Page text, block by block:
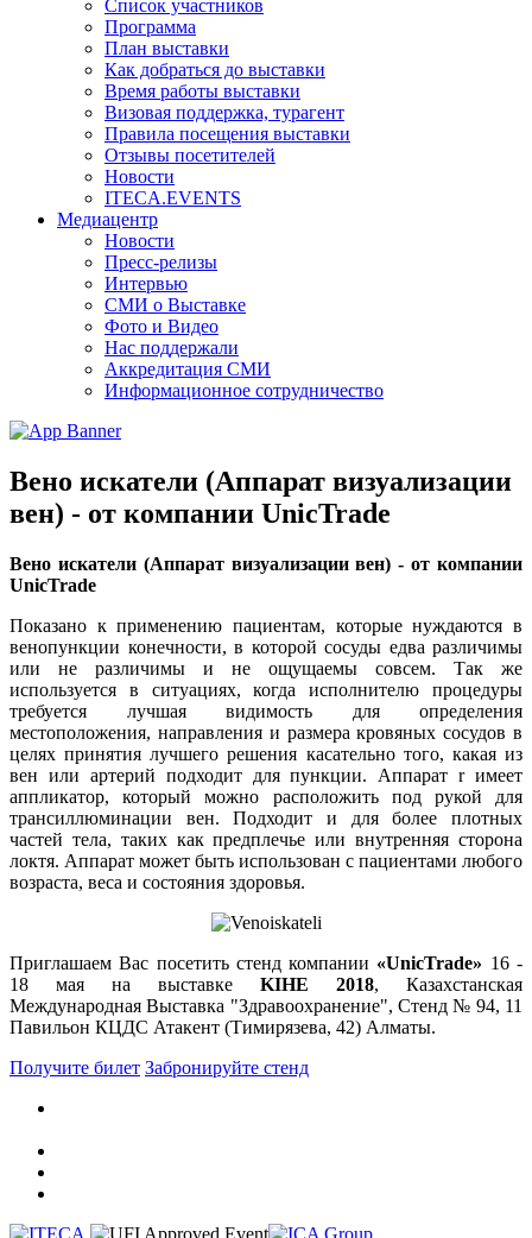
Список участников
Программа
План выставки
Как добраться до выставки
Время работы выставки
Визовая поддержка, турагент
Правила посещения выставки
Отзывы посетителей
Новости
ITECA.EVENTS
Медиацентр
Новости
Пресс-релизы
Интервью
СМИ о Выставке
Фото и Видео
Нас поддержали
Аккредитация СМИ
Информационное сотрудничество
Вено искатели (Аппарат визуализации
вен) - от компании UnicTrade
Вено искатели (Аппарат визуализации вен) - от компании
UnicTrade
Показано к применению пациентам, которые нуждаются в
венопункции конечности, в которой сосуды едва различимы
или не различимы и не ощущаемы совсем. Так же
используется в ситуациях, когда исполнителю процедуры
требуется лучшая видимость для определения
местоположения, направления и размера кровяных сосудов в
целях принятия лучшего решения касательно того, какая из
вен или артерий подходит для пункции. Аппарат r имеет
аппликатор, который можно расположить под рукой для
трансиллюминации вен. Подходит и для более плотных
частей тела, таких как предплечье или внутренняя сторона
локтя. Аппарат может быть использован с пациентами любого
возраста, веса и состояния здоровья.
Приглашаем Вас посетить стенд компании «UnicTrade» 16 -
18 мая на выставке KIHE 2018, Казахстанская
Международная Выставка "Здравоохранение", Стенд № 94, 11
Павильон КЦДС Атакент (Тимирязева, 42) Алматы.
Получите билет Забронируйте стенд